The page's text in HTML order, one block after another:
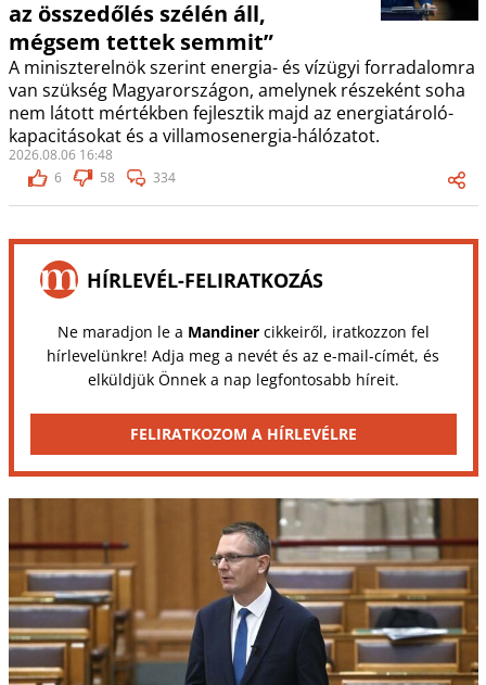
az összedőlés szélén áll,
mégsem tettek semmit”
A miniszterelnök szerint energia- és vízügyi forradalomra
van szükség Magyarországon, amelynek részeként soha
nem látott mértékben fejlesztik majd az energiatároló-
kapacitásokat és a villamosenergia-hálózatot.
2026.08.06 16:48
6
58 334
HÍRLEVÉL-FELIRATKOZÁS
Ne maradjon le a Mandinercikkeiről, iratkozzon fel
hírlevelünkre! Adja meg a nevét és az e-mail-címét, és
elküldjük Önnek a nap legfontosabb híreit.
FELIRATKOZOM A HÍRLEVÉLRE